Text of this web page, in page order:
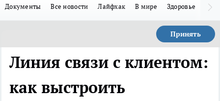
Документы Все новости Лайфхак В мире Здоровье
Принять
Линия связи с клиентом:
как выстроить